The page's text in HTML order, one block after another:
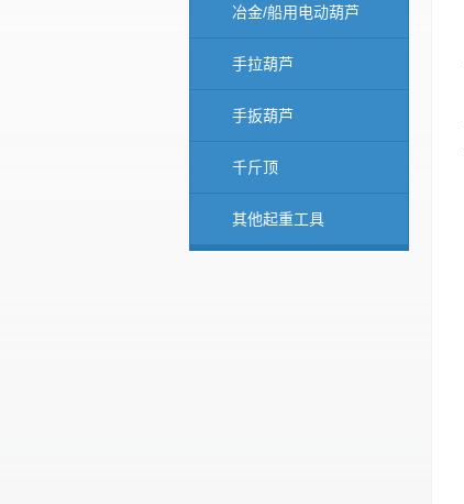
冶金/船用电动葫芦
手拉葫芦
手扳葫芦
千斤顶
其他起重工具